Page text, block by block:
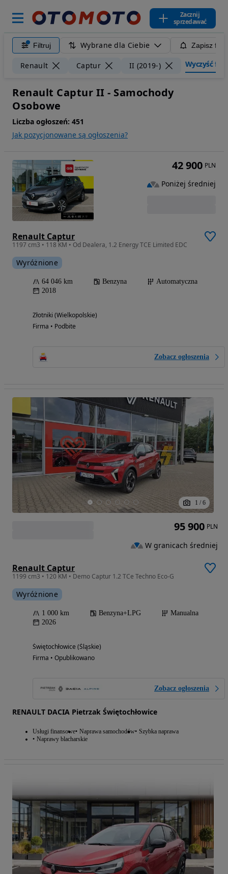
Zacznij
sprzedawać
Filtruj Wybrane dla Ciebie Zapisz
Renault Captur II (2019-) Wyczyść
Renault Captur II - Samochody
Osobowe
Liczba ogłoszeń: 451
Jak pozycjonowane są ogłoszenia?
Renault Captur
1197 cm3 • 118 KM • Od Dealera, 1.2 Energy TCE Limited EDC
Wyróżnione
64 046 km Benzyna
Automatyczna
2018
Złotniki (Wielkopolskie)
Firma • Podbite
Zobacz ogłoszenia
42 900 PLN
Poniżej średniej
1 / 6
Renault Captur
1199 cm3 • 120 KM • Demo Captur 1.2 TCe Techno Eco-G
Wyróżnione
1 000 km Benzyna+LPG
Manualna
2026
Świętochłowice (Śląskie)
Firma • Opublikowano
Zobacz ogłoszenia
RENAULT DACIA Pietrzak Świętochłowice
Usługi finansowe Naprawa samochodów Szybka naprawa
Naprawy blacharskie
95 900 PLN
W granicach średniej